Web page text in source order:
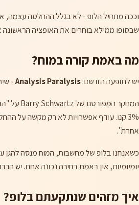
וככה מתחיל הלופ - לא בגלל ההחלטה עצמה,
שבסופו ממילא בוחרים את האופציה הראשונה
מה באמת קורה במוח?
יש לתופעה הזו שם:Analysis Paralysis
-
3% קנו. עודף אפשרויות לא רק מקשה על
אחרת".
כשאנחנו בלופ של מחשבות, המוח מנסה להגן
יומיומיות, אין באמת בחירה נכונה אחת. יש
איך מזהים שנתקעתם בלופ?